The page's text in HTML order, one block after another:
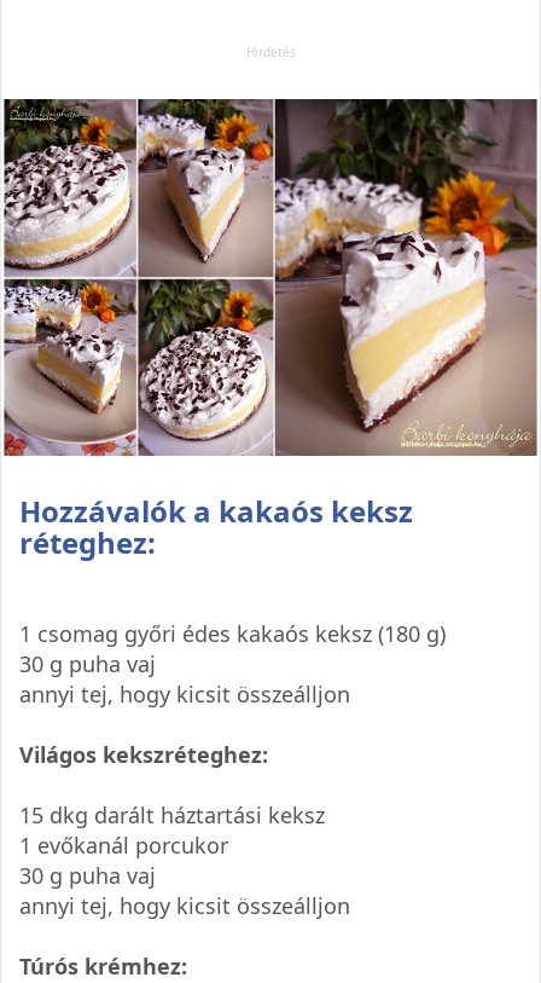
Hozzávalók a kakaós keksz
réteghez:
1 csomag győri édes kakaós keksz (180 g)
30 g puha vaj
annyi tej, hogy kicsit összeálljon
Világos kekszréteghez:
15 dkg darált háztartási keksz
1 evőkanál porcukor
30 g puha vaj
annyi tej, hogy kicsit összeálljon
Túrós krémhez: